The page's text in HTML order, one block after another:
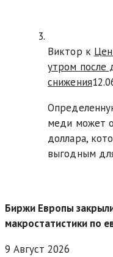
Виктор к
утром после
снижения
меди может
доллара,
выгодным
Биржи Европы
макростатистики по
9 Август 2026